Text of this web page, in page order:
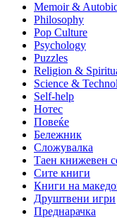
Memoir &
Philosophy
Pop Culture
Psychology
Puzzles
Religion &
Science &
Self-help
Нотес
Повеќе
Бележник
Сложувалка
Таен книжевен
Сите книги
Книги на
Друштвени игри
Преднарачка